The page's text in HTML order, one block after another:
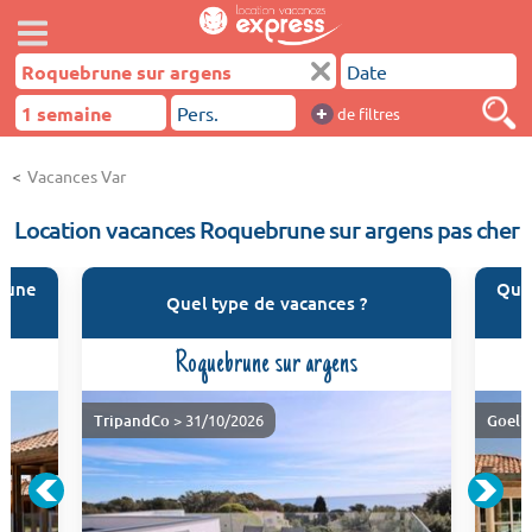
+ de filtres
Vacances Var
Location vacances Roquebrune sur argens pas cher
Quel type de vacances ?
Roquebrune sur argens
TripandCo > 31/10/2026 Goelia